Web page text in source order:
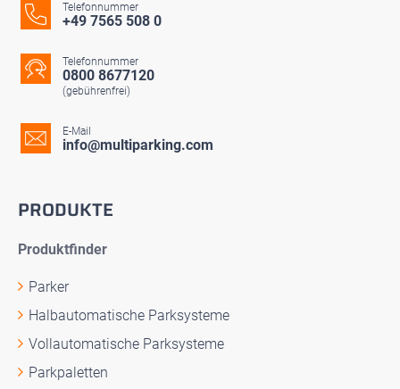
Telefonnummer
+49 7565 508 0
Telefonnummer
0800 8677120
(gebührenfrei)
E-Mail
info@multiparking.com
PRODUKTE
Produktfinder
Parker
Halbautomatische Parksysteme
Vollautomatische Parksysteme
Parkpaletten